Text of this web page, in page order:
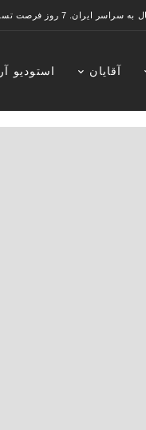
تست در منزل. 1 سال خدمات پس از فروش.
آقایان استودیو